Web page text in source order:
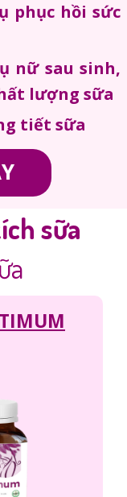
phục hồi sức
nữ sau sinh,
lượng sữa
tiết sữa
sữa